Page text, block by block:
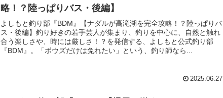
略！？陸っぱりバス・後編】
よしもと釣り部『BDM』【ナダルが高滝湖を完全攻略！？陸っぱりバ
ス・後編】釣り好きの若手芸人が集まり、釣りを中心に、自然と触れ
合う楽しさや、時には厳しさ！？を発信する、よしもと公式釣り部
『BDM』。「ボウズだけは免れたい」という、釣り師なら...
2025.06.27